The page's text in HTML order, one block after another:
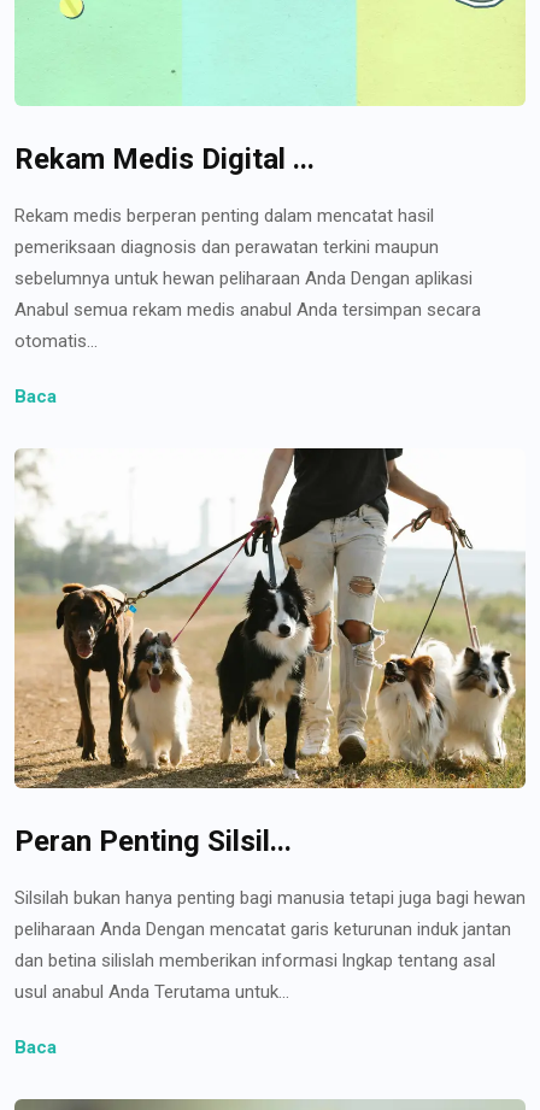
Rekam Medis Digital ...
Rekam medis berperan penting dalam mencatat hasil
pemeriksaan diagnosis dan perawatan terkini maupun
sebelumnya untuk hewan peliharaan Anda Dengan aplikasi
Anabul semua rekam medis anabul Anda tersimpan secara
otomatis...
Baca
Peran Penting Silsil...
Silsilah bukan hanya penting bagi manusia tetapi juga bagi hewan
peliharaan Anda Dengan mencatat garis keturunan induk jantan
dan betina silislah memberikan informasi lngkap tentang asal
usul anabul Anda Terutama untuk...
Baca